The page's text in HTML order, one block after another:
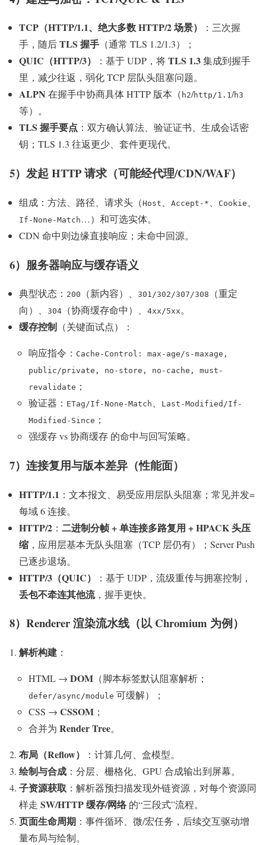
TCP（HTTP/1.1、绝大多数 HTTP/2 场景）
：三次握
手，随后TLS 握手 （通常 TLS 1.2/1.3）；
QUIC（HTTP/3） ：基于 UDP，将TLS 1.3集成到握手
里，减少往返，弱化 TCP 层队头阻塞问题。
ALPN 在握手中协商具体 HTTP 版本（ h2/http/1.1/h3
等）。
TLS 握手要点 ：双方确认算法、验证证书、生成会话密
钥；TLS 1.3 往返更少、套件更现代。
5）发起 HTTP 请求（可能经代理/CDN/WAF）
组成：方法、路径、请求头（Host Accept-* Cookie
If-None-Match …）和可选实体。
CDN 命中则边缘直接响应；未命中回源。
6）服务器响应与缓存语义
典型状态： 200 （新内容）、 301/302/307/308
（重定
向）、
304 （协商缓存命中）、 4xx/5xx。
缓存控制 （关键面试点）：
响应指令： Cache-Control: max-age/s-maxage,
public/private, no-store, no-cache, must-
revalidate ；
验证器： ETag/If-None-Match 、
Last-Modified/If-
Modified-Since ；
强缓存 vs 协商缓存 的命中与回写策略。
7）连接复用与版本差异（性能面）
HTTP/1.1 ：文本报文、易受应用层队头阻塞；常见并发=
每域 6 连接。
HTTP/2 ： 二进制分帧 + 单连接多路复用 + HPACK 头压
缩 ，应用层基本无队头阻塞（TCP 层仍有）；Server Push
已逐步退场。
HTTP/3（QUIC） ：基于 UDP，流级重传与拥塞控制，
丢包不牵连其他流，握手更快。
8）Renderer 渲染流水线（以 Chromium 为例）
解析构建 ：
HTML → DOM （脚本标签默认阻塞解析；
defer/async/module 可缓解）；
CSS → CSSOM ；
合并为 Render Tree。
布局（Reflow） ：计算几何、盒模型。
绘制与合成 ：分层、栅格化、GPU 合成输出到屏幕。
子资源获取 ：解析器预扫描发现外链资源，对每个资源同
样走 SW/HTTP 缓存/网络的“三段式”流程。
页面生命周期 ：事件循环、微/宏任务，后续交互驱动增
量布局与绘制。